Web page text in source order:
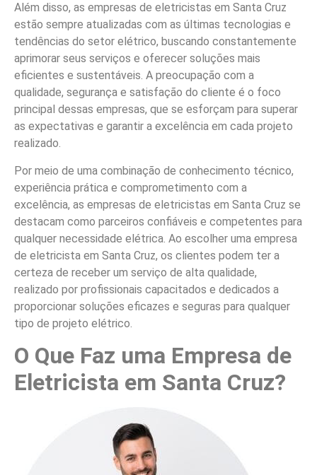
Além disso, as empresas de eletricistas em Santa Cruz
estão sempre atualizadas com as últimas tecnologias e
tendências do setor elétrico, buscando constantemente
aprimorar seus serviços e oferecer soluções mais
eficientes e sustentáveis. A preocupação com a
qualidade, segurança e satisfação do cliente é o foco
principal dessas empresas, que se esforçam para superar
as expectativas e garantir a excelência em cada projeto
realizado.
Por meio de uma combinação de conhecimento técnico,
experiência prática e comprometimento com a
excelência, as empresas de eletricistas em Santa Cruz se
destacam como parceiros confiáveis e competentes para
qualquer necessidade elétrica. Ao escolher uma empresa
de eletricista em Santa Cruz, os clientes podem ter a
certeza de receber um serviço de alta qualidade,
realizado por profissionais capacitados e dedicados a
proporcionar soluções eficazes e seguras para qualquer
tipo de projeto elétrico.
O Que Faz uma Empresa de
Eletricista em Santa Cruz?